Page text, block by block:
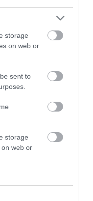
storage
on web or
sent to
storage
web or